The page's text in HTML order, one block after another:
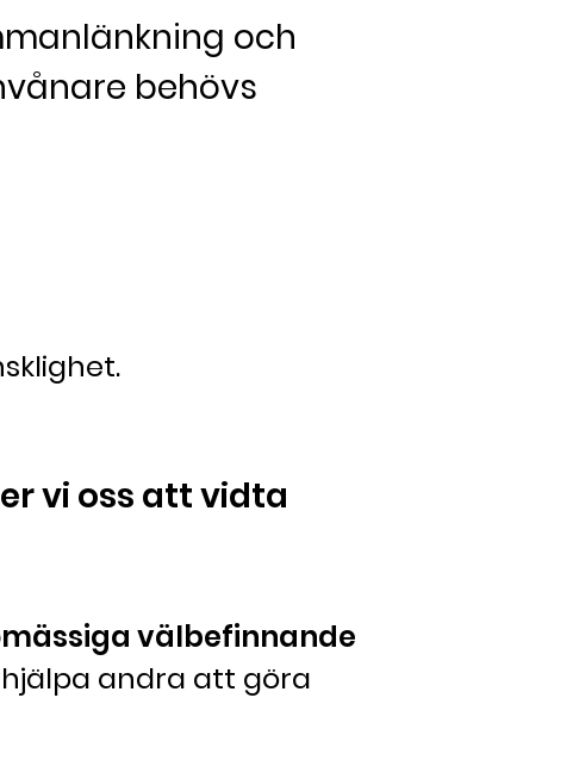
och
behövs
vi oss att vidta
välbefinnande
andra att göra